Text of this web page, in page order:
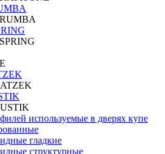
используемые в дверях купе
гладкие
структурные